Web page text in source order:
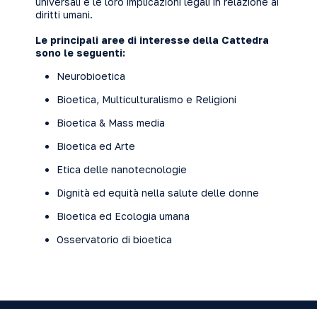
diritti umani.
Le principali aree di interesse della Cattedra
sono le seguenti:
Neurobioetica
Bioetica, Multiculturalismo e Religioni
Bioetica & Mass media
Bioetica ed Arte
Etica delle nanotecnologie
Dignità ed equità nella salute delle donne
Bioetica ed Ecologia umana
Osservatorio di bioetica